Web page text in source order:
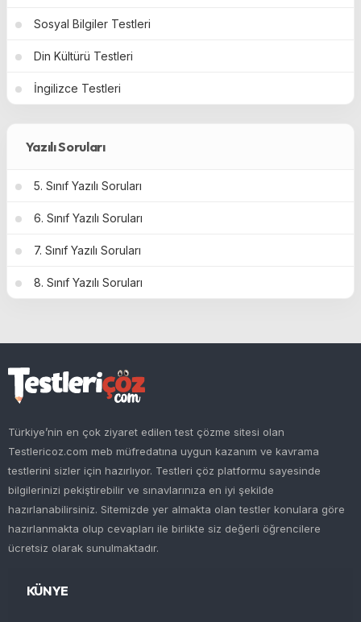
Sosyal Bilgiler Testleri
Din Kültürü Testleri
İngilizce Testleri
Yazılı Soruları
5. Sınıf Yazılı Soruları
6. Sınıf Yazılı Soruları
7. Sınıf Yazılı Soruları
8. Sınıf Yazılı Soruları
Türkiye’nin en çok ziyaret edilen test çözme sitesi olan
Testlericoz.com meb müfredatına uygun kazanım ve kavrama
testlerini sizler için hazırlıyor. Testleri çöz platformu sayesinde
bilgilerinizi pekiştirebilir ve sınavlarınıza en iyi şekilde
hazırlanabilirsiniz. Sitemizde yer almakta olan testler konulara göre
hazırlanmakta olup cevapları ile birlikte siz değerli öğrencilere
ücretsiz olarak sunulmaktadır.
KÜNYE